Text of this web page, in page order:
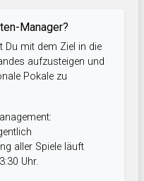
Manager?
Du mit dem Ziel in die
aufzusteigen und
Pokale zu
aller Spiele läuft
Uhr.